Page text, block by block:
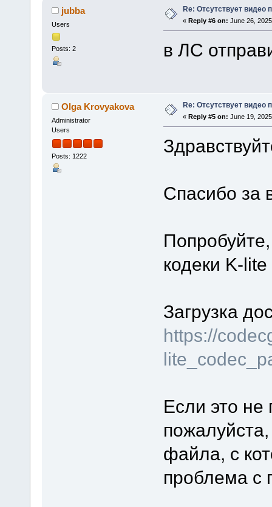
jubba
Users
Posts: 2
Re: Отсутствует видео
« Reply #6 on: June 26,
в ЛС
Olga Krovyakova
Administrator
Users
Posts: 1222
Re: Отсутствует видео
« Reply #5 on: June 19,
Спасибо за
кодеки K-
Загрузка
https://
Если это
файла, с
проблема с